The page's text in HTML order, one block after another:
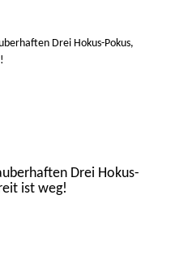
Drei Hokus-
ist weg!